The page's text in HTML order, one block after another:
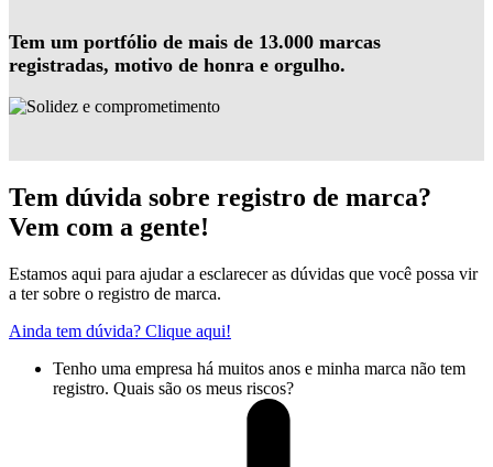
Tem um portfólio de mais de 13.000 marcas
registradas, motivo de honra e orgulho.
Tem dúvida sobre registro de marca?
Vem com a gente!
Estamos aqui para ajudar a esclarecer as dúvidas que você possa vir
a ter sobre o registro de marca.
Ainda tem dúvida? Clique aqui!
Tenho uma empresa há muitos anos e minha marca não tem
registro. Quais são os meus riscos?